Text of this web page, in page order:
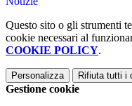
Questo sito o gli strumenti
cookie necessari al
COOKIE POLICY.
Personalizza Rifiuta tutti i
Gestione cookie